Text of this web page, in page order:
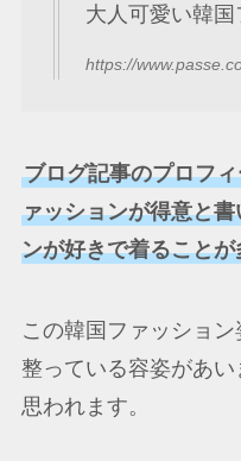
大人可愛い韓
https://
ブログ記事のプロフ
ァッションが得意と
ンが好きで着ること
この韓国ファッショ
整っている容姿があ
思われます。